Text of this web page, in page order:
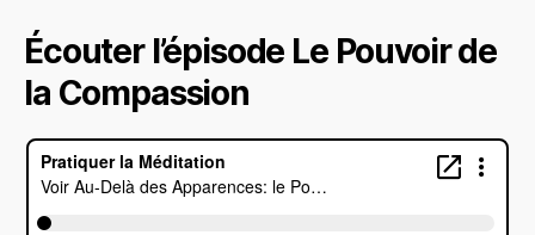
Écouter l’épisode Le Pouvoir de
la Compassion